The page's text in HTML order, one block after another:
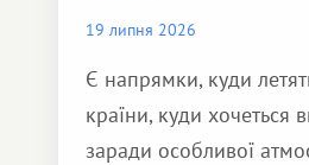
19 липня 2026
Є напрямки, куди
країни, куди хочеться
заради особливої